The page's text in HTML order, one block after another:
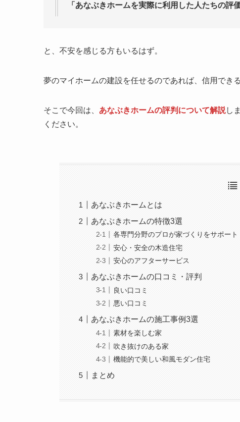
「あなぶきホームを実際に利用した人たちの評
と、不安を感じる方もいるはず。
夢のマイホームの建設を任せるのであれば、信用でき
そこで今回は、 あなぶきホームの評判について解説し
ください。
あなぶきホームとは
あなぶきホームの特徴3選
各専門分野のプロが家づくりをサポート
安心・安全の木造住宅
安心のアフターサービス
あなぶきホームの口コミ・評判
良い口コミ
悪い口コミ
あなぶきホームの施工事例3選
素材を楽しむ家
吹き抜けのある家
機能的で美しい和風モダン住宅
まとめ